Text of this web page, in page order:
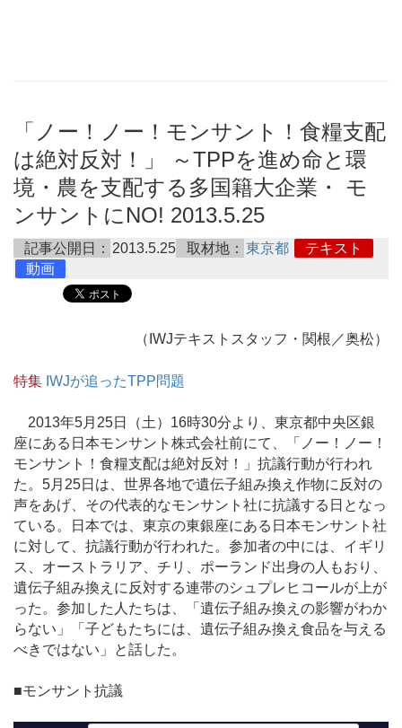
「ノー！ノー！モンサント！食糧支配
は絶対反対！」 ～TPPを進め命と環
境・農を支配する多国籍大企業・ モ
ンサントにNO! 2013.5.25
記事公開日： 2013.5.25 取材地： 東京都
テキスト
動画
（IWJテキストスタッフ・関根／奥松）
特集 IWJが追ったTPP問題
2013年5月25日（土）16時30分より、東京都中央区銀
座にある日本モンサント株式会社前にて、「ノー！ノー！
モンサント！食糧支配は絶対反対！」抗議行動が行われ
た。5月25日は、世界各地で遺伝子組み換え作物に反対の
声をあげ、その代表的なモンサント社に抗議する日となっ
ている。日本では、東京の東銀座にある日本モンサント社
に対して、抗議行動が行われた。参加者の中には、イギリ
ス、オーストラリア、チリ、ポーランド出身の人もおり、
遺伝子組み換えに反対する連帯のシュプレヒコールが上が
った。参加した人たちは、「遺伝子組み換えの影響がわか
らない」「子どもたちには、遺伝子組み換え食品を与える
べきではない」と話した。
■モンサント抗議